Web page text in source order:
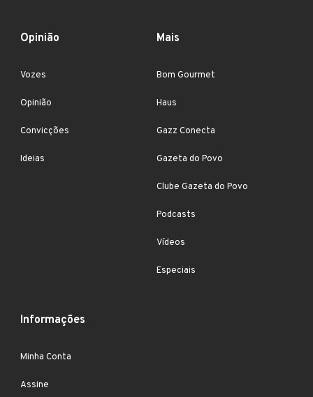
Opinião
Vozes
Opinião
Convicções
Ideias
Mais
Bom Gourmet
Haus
Gazz Conecta
Gazeta do Povo
Clube Gazeta do Povo
Podcasts
Vídeos
Especiais
Informações
Minha Conta
Assine